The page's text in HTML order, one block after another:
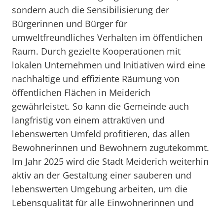
sondern auch die Sensibilisierung der
Bürgerinnen und Bürger für
umweltfreundliches Verhalten im öffentlichen
Raum. Durch gezielte Kooperationen mit
lokalen Unternehmen und Initiativen wird eine
nachhaltige und effiziente Räumung von
öffentlichen Flächen in Meiderich
gewährleistet. So kann die Gemeinde auch
langfristig von einem attraktiven und
lebenswerten Umfeld profitieren, das allen
Bewohnerinnen und Bewohnern zugutekommt.
Im Jahr 2025 wird die Stadt Meiderich weiterhin
aktiv an der Gestaltung einer sauberen und
lebenswerten Umgebung arbeiten, um die
Lebensqualität für alle Einwohnerinnen und